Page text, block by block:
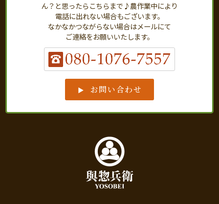
ん？と思ったらこちらまで♪農作業中により
電話に出れない場合もございます。
なかなかつながらない場合はメールにて
ご連絡をお願いいたします。
お問い合わせ